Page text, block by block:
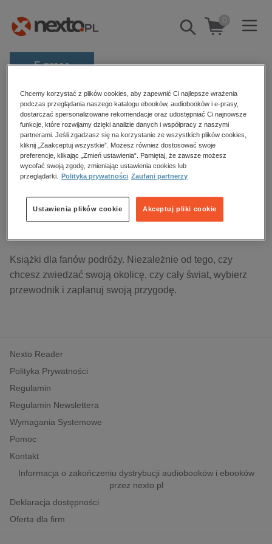
Pokaż/schowaj
wyszukiwarkę
0
E-prasa
Kategorie
Zobacz wszystkie E-prasa
budownictwo, aranżacja wnętrz
biznesowe, branżowe, gospodarka
darmowe wydania
dzienniki
komputery, internet, technologie, informatyka
kobiece, lifestyle, kultura
popularno-naukowe
historia
zdrowie
religie
Strona główna ebooki Wakacje i podróże
Wakacje i podróże – ebooki
Książki dla fanów podróży. Niezależnie od tego, czy
chcesz zwiedzać swoją okolicę, czy cały świat, wybierz
przewodnik i zaplanuj swoją przygodę.
Brak produktów.
Nexto Reader
Polityka Prywatności
Regulamin
Regulamin Newslettera
Wymagania Systemowe
Pomoc
Kontakt
Informacja o zakończeniu dystrybucji audiobooków i ebooków
przez nexto.pl
Deklaracja dostępności
Oferta dla firm
Chcemy korzystać z plików cookies, aby zapewnić Ci najlepsze wrażenia
podczas przeglądania naszego katalogu ebooków, audiobooków i e-prasy,
dostarczać spersonalizowane rekomendacje oraz udostępniać Ci najnowsze
funkcje, które rozwijamy dzięki analizie danych i współpracy z naszymi
partnerami. Jeśli zgadzasz się na korzystanie ze wszystkich plików cookies,
kliknij „Zaakceptuj wszystkie”. Możesz również dostosować swoje
preferencje, klikając „Zmień ustawienia”. Pamiętaj, że zawsze możesz
wycofać swoją zgodę, zmieniając ustawienia cookies lub
przeglądarki.
Polityka prywatności Zaufani partnerzy
Akceptuj pliki cookie
Ustawienia plików cookie